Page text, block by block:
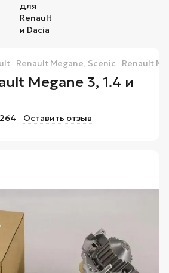
Renault Megane, Scenic Renault
Megane 3, 1.4 и
Оставить отзыв